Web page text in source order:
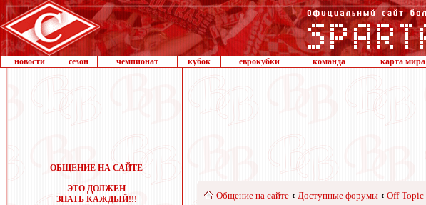
новости сезон чемпионат кубок еврокубки команда карта мира
ОБЩЕНИЕ НА САЙТЕ
ЭТО ДОЛЖЕН
ЗНАТЬ КАЖДЫЙ!!!
Общение на сайте ‹ Доступные форумы ‹ Off-Topic